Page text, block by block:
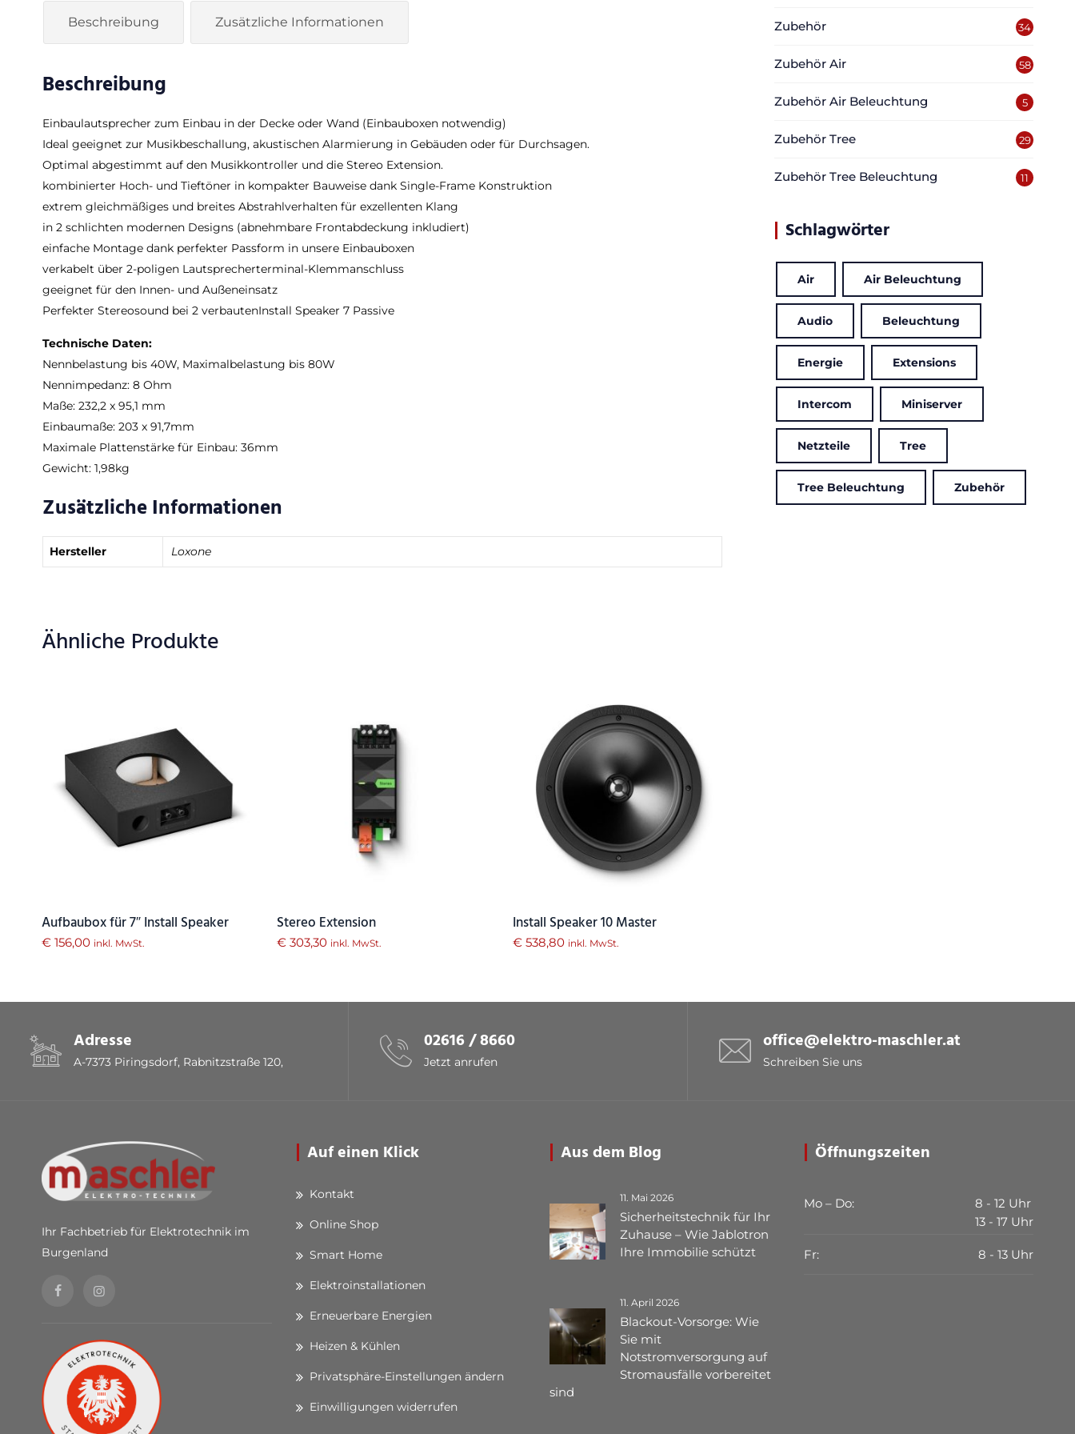
Beschreibung Zusätzliche Informationen
Beschreibung
Einbaulautsprecher zum Einbau in der Decke oder Wand (Einbauboxen notwendig)
Ideal geeignet zur Musikbeschallung, akustischen Alarmierung in Gebäuden oder für Durchsagen.
Optimal abgestimmt auf den Musikkontroller und die Stereo Extension.
kombinierter Hoch- und Tieftöner in kompakter Bauweise dank Single-Frame Konstruktion
extrem gleichmäßiges und breites Abstrahlverhalten für exzellenten Klang
in 2 schlichten modernen Designs (abnehmbare Frontabdeckung inkludiert)
einfache Montage dank perfekter Passform in unsere Einbauboxen
verkabelt über 2-poligen Lautsprecherterminal-Klemmanschluss
geeignet für den Innen- und Außeneinsatz
Perfekter Stereosound bei 2 verbautenInstall Speaker 7 Passive
Technische Daten:
Nennbelastung bis 40W, Maximalbelastung bis 80W
Nennimpedanz: 8 Ohm
Maße: 232,2 x 95,1 mm
Einbaumaße: 203 x 91,7mm
Maximale Plattenstärke für Einbau: 36mm
Gewicht: 1,98kg
Zusätzliche Informationen
Hersteller Loxone
Ähnliche Produkte
Aufbaubox für 7″ Install Speaker
€ 156,00 inkl. MwSt.
Stereo Extension
€ 303,30 inkl. MwSt.
Install Speaker 10 Master
€538,80 inkl. MwSt.
Zubehör 34
Zubehör Air 58
Zubehör Air Beleuchtung 5
Zubehör Tree 29
Zubehör Tree Beleuchtung 11
Schlagwörter
Air Air Beleuchtung
Audio Beleuchtung
Energie Extensions
Intercom Miniserver
Netzteile Tree
Tree Beleuchtung Zubehör
Adresse
A-7373 Piringsdorf, Rabnitzstraße 120,
02616 / 8660
Jetzt anrufen
office@elektro-maschler.at
Schreiben Sie uns
Ihr Fachbetrieb für Elektrotechnik im
Burgenland
Auf einen Klick
Kontakt
Online Shop
Smart Home
Elektroinstallationen
Erneuerbare Energien
Heizen & Kühlen
Privatsphäre-Einstellungen ändern
Einwilligungen widerrufen
Aus dem Blog
11. Mai 2026
Sicherheitstechnik für Ihr
Zuhause – Wie Jablotron
Ihre Immobilie schützt
11. April 2026
Blackout-Vorsorge: Wie
Sie mit
Notstromversorgung auf
Stromausfälle vorbereitet
sind
Öffnungszeiten
Mo – Do:
8 - 12 Uhr
13 - 17 Uhr
Fr: 8 - 13 Uhr